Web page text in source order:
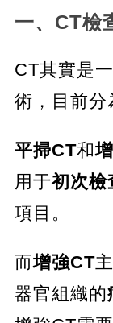
一、CT檢
CT其實是
術，目前分
平掃CT和
用于初次檢
項目。
而增強CT
器官組織的